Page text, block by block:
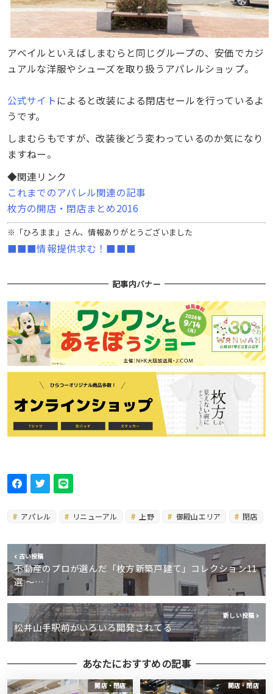
アベイルといえばしまむらと同じグループの、安価でカジ
ュアルな洋服やシューズを取り扱うアパレルショップ。
公式サイト によると改装による閉店セールを行っているよ
うです。
しまむらもですが、改装後どう変わっているのか気になり
ますねー。
◆関連リンク
これまでのアパレル関連の記事
枚方の開店・閉店まとめ2016
※「ひろまま」さん、情報ありがとうございました
■■■情報提供求む！■■■
記事内バナー
アパレル リニューアル 上野 御殿山エリア 閉店
古い投稿
不動産のプロが選んだ「枚方新築戸建て」コレクション11
選 〜…
新しい投稿
松井山手駅前がいろいろ開発されてる
あなたにおすすめの記事
開店・閉店 開店・閉店